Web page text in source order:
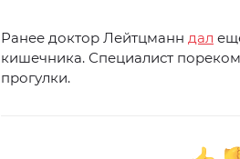
Ранее доктор Лейтцманн дал
кишечника. Специалист
прогулки.